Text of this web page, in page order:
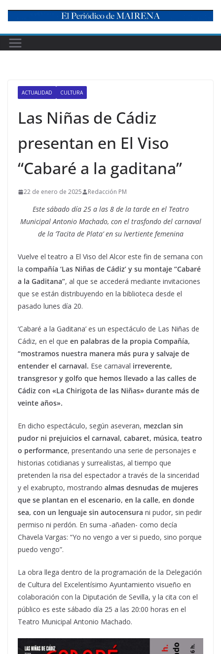
content
ACTUALIDAD CULTURA
Las Niñas de Cádiz
presentan en El Viso
“Cabaré a la gaditana”
22 de enero de 2025 Redacción PM
Este sábado día 25 a las 8 de la tarde en el Teatro
Municipal Antonio Machado, con el trasfondo del carnaval
de la ‘Tacita de Plata’ en su lvertiente femenina
Vuelve el teatro a El Viso del Alcor este fin de semana con
la compañía ‘Las Niñas de Cádiz’ y su montaje “Cabaré
a la Gaditana”, al que se accederá mediante invitaciones
que se están distribuyendo en la biblioteca desde el
pasado lunes día 20.
‘Cabaré a la Gaditana’ es un espectáculo de Las Niñas de
Cádiz, en el que en palabras de la propia Compañía,
“mostramos nuestra manera más pura y salvaje de
entender el carnaval. Ese carnaval irreverente,
transgresor y golfo que hemos llevado a las calles de
Cádiz con «La Chirigota de las Niñas» durante más de
veinte años».
En dicho espectáculo, según aseveran, mezclan sin
pudor ni prejuicios el carnaval, cabaret, música, teatro
o performance, presentando una serie de personajes e
historias cotidianas y surrealistas, al tiempo que
pretenden la risa del espectador a través de la sinceridad
y el exabrupto, mostrando almas desnudas de mujeres
que se plantan en el escenario, en la calle, en donde
sea, con un lenguaje sin autocensura ni pudor, sin pedir
permiso ni perdón. En suma -añaden- como decía
Chavela Vargas: “Yo no vengo a ver si puedo, sino porque
puedo vengo”.
La obra llega dentro de la programación de la Delegación
de Cultura del Excelentísimo Ayuntamiento visueño en
colaboración con la Diputación de Sevilla, y la cita con el
público es este sábado día 25 a las 20:00 horas en el
Teatro Municipal Antonio Machado.